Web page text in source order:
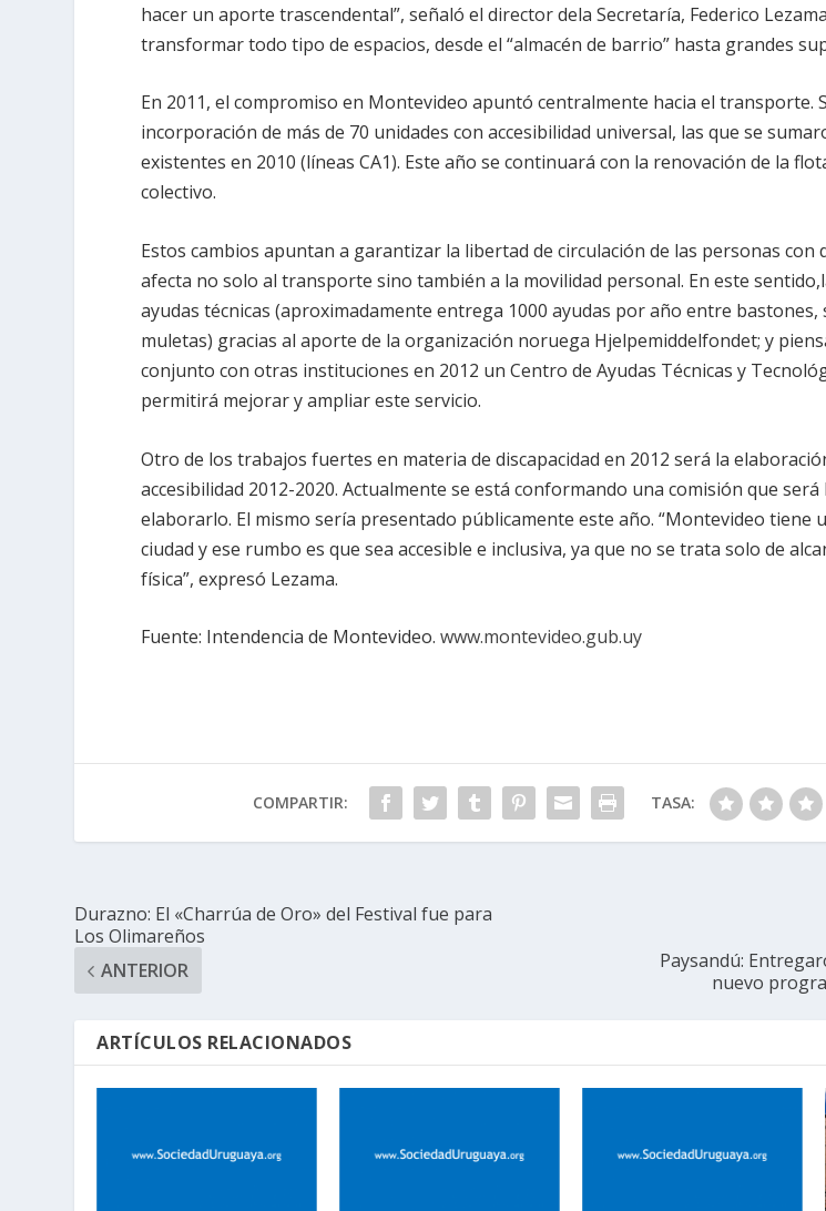
hacer un aporte trascendental”, señaló el director dela Secretaría, Federico
transformar todo tipo de espacios, desde el “almacén de barrio” hasta grandes
En 2011, el compromiso en Montevideo apuntó centralmente hacia el transporte.
incorporación de más de 70 unidades con accesibilidad universal, las que se
existentes en 2010 (líneas CA1). Este año se continuará con la renovación de la
colectivo.
Estos cambios apuntan a garantizar la libertad de circulación de las personas con
afecta no solo al transporte sino también a la movilidad personal. En este
ayudas técnicas (aproximadamente entrega 1000 ayudas por año entre bastones,
muletas) gracias al aporte de la organización noruega Hjelpemiddelfondet; y
conjunto con otras instituciones en 2012 un Centro de Ayudas Técnicas y
permitirá mejorar y ampliar este servicio.
Otro de los trabajos fuertes en materia de discapacidad en 2012 será la
accesibilidad 2012-2020. Actualmente se está conformando una comisión que será
elaborarlo. El mismo sería presentado públicamente este año. “Montevideo tiene
ciudad y ese rumbo es que sea accesible e inclusiva, ya que no se trata solo de
física”, expresó Lezama.
Fuente: Intendencia de Montevideo.www.montevideo.gub.uy
COMPARTIR: TASA:
Durazno: El «Charrúa de Oro» del Festival fue para
Los Olimareños
ANTERIOR
Paysandú:
nuevo
ARTÍCULOS RELACIONADOS